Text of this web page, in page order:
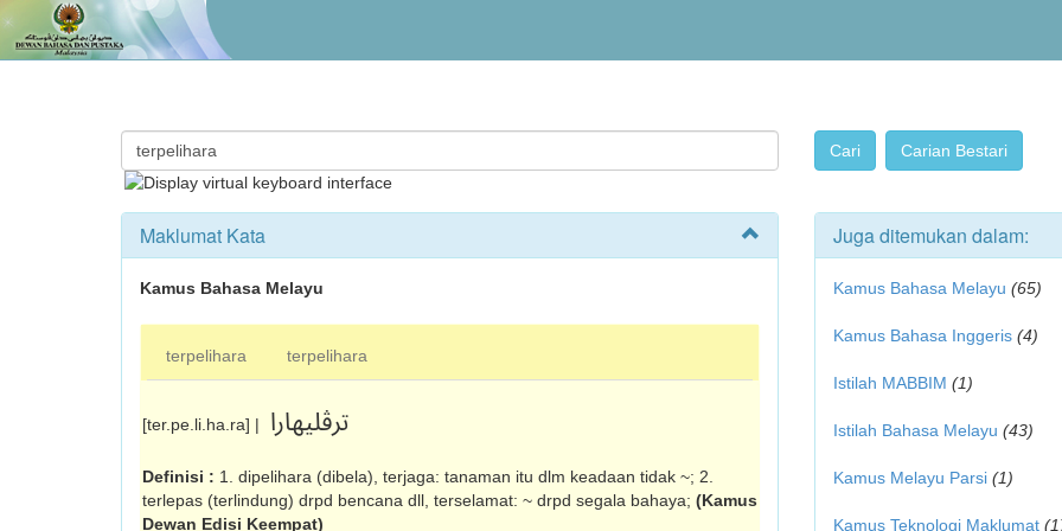
Maklumat Kata
Kamus Bahasa Melayu
terpelihara terpelihara
[ter.pe.li.ha.ra] | ترڤليهارا
Definisi : 1. dipelihara (dibela), terjaga: tanaman itu dlm keadaan tidak ~; 2.
terlepas (terlindung) drpd bencana dll, terselamat: ~ drpd segala bahaya; (Kamus
Dewan Edisi Keempat)
Juga ditemukan dalam:
Kamus Bahasa Melayu (65)
Kamus Bahasa Inggeris (4)
Istilah MABBIM (1)
Istilah Bahasa Melayu (43)
Kamus Melayu Parsi (1)
Kamus Teknologi Maklumat